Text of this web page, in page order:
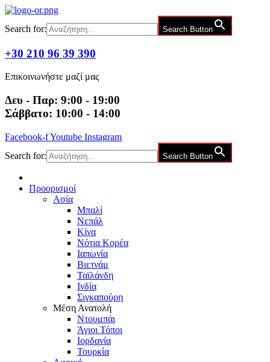
Μετάβαση
περιεχόμενο
Search for: Search Button
+30 210 96 39 390
Επικοινωνήστε μαζί μας
Δευ - Παρ: 9:00 - 19:00
Σάββατο: 10:00 - 14:00
Facebook-fYoutube Instagram
Search for:
Search Button
Προορισμοί
Ασία
Μπαλί
Νεπάλ
Κίνα
Νότια Κορέα
Ιαπωνία
Βιετνάμ
Ταϊλάνδη
Ινδία
Σιγκαπούρη
Μέση Ανατολή
Ντουμπάι
Άγιοι Τόποι
Ιορδανία
Τουρκία